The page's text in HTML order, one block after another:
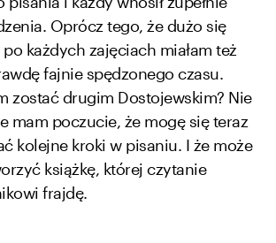
Oprócz tego, że dużo się
każdych zajęciach miałam też
fajnie spędzonego czasu.
zostać drugim Dostojewskim? Nie
mam poczucie, że mogę się teraz
kolejne kroki w pisaniu. I że może
książkę, której czytanie
frajdę.